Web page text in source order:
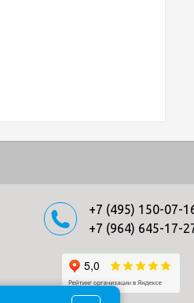
+7 (495) 150-07-
+7 (964) 645-17-